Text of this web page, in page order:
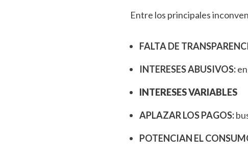
Entre los principales
FALTA DE
INTERESES ABUSIVOS:
INTERESES VARIABLES
APLAZAR LOS PAGOS:
POTENCIAN EL